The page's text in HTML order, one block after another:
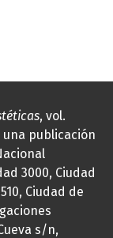
, vol.
una publicación
3000, Ciudad
Ciudad de
s/n,